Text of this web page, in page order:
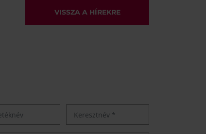
VISSZA A HÍREKRE